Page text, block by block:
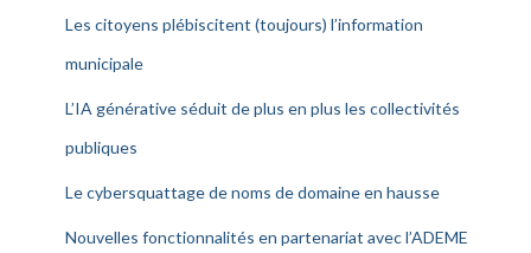
Les citoyens plébiscitent (toujours) l’information
municipale
L’IA générative séduit de plus en plus les collectivités
publiques
Le cybersquattage de noms de domaine en hausse
Nouvelles fonctionnalités en partenariat avec l’ADEME